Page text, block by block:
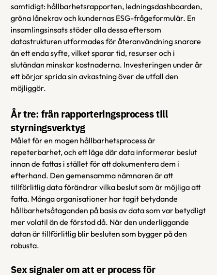
samtidigt: hållbarhetsrapporten, ledningsdashboarden,
gröna lånekrav och kundernas ESG-frågeformulär. En
insamlingsinsats stöder alla dessa eftersom
datastrukturen utformades för återanvändning snarare
än ett enda syfte, vilket sparar tid, resurser och i
slutändan minskar kostnaderna. Investeringen under år
ett börjar sprida sin avkastning över de utfall den
möjliggör.
År tre: från rapporteringsprocess till
styrningsverktyg
Målet för en mogen hållbarhetsprocess är
repeterbarhet, och ett läge där data informerar beslut
innan de fattas i stället för att dokumentera dem i
efterhand. Den gemensamma nämnaren är att
tillförlitlig data förändrar vilka beslut som är möjliga att
fatta. Många organisationer har tagit betydande
hållbarhetsåtaganden på basis av data som var betydligt
mer volatil än de förstod då. När den underliggande
datan är tillförlitlig blir besluten som bygger på den
robusta.
Sex signaler om att er process för